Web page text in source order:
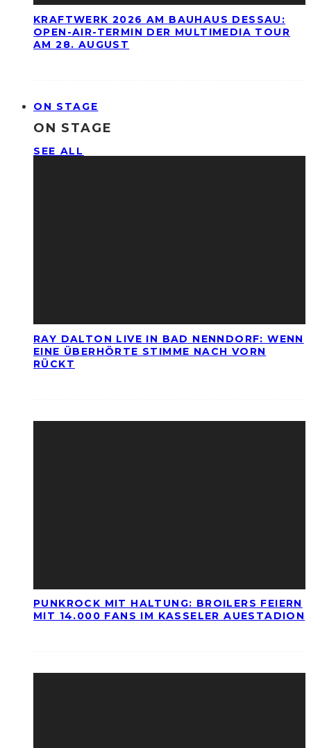
KRAFTWERK 2026 AM BAUHAUS DESSAU:
OPEN-AIR-TERMIN DER MULTIMEDIA TOUR
AM 28. AUGUST
ON STAGE
ON STAGE
SEE ALL
RAY DALTON LIVE IN BAD NENNDORF: WENN
EINE ÜBERHÖRTE STIMME NACH VORN
RÜCKT
PUNKROCK MIT HALTUNG: BROILERS FEIERN
MIT 14.000 FANS IM KASSELER AUESTADION